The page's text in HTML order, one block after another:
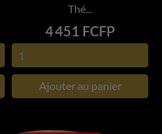
Thé...
Prix
4 451 FCFP
Ajouter au panier